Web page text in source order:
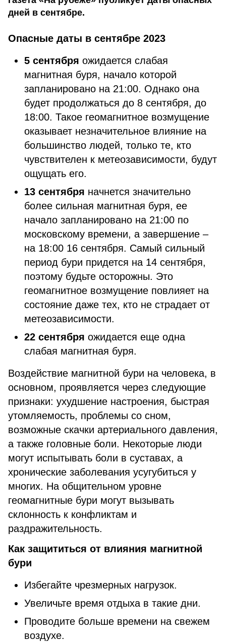
дней в сентябре.
Опасные даты в сентябре 2023
5 сентября ожидается слабая
магнитная буря, начало которой
запланировано на 21:00. Однако она
будет продолжаться до 8 сентября, до
18:00. Такое геомагнитное возмущение
оказывает незначительное влияние на
большинство людей, только те, кто
чувствителен к метеозависимости, будут
ощущать его.
13 сентября начнется значительно
более сильная магнитная буря, ее
начало запланировано на 21:00 по
московскому времени, а завершение –
на 18:00 16 сентября. Самый сильный
период бури придется на 14 сентября,
поэтому будьте осторожны. Это
геомагнитное возмущение повлияет на
состояние даже тех, кто не страдает от
метеозависимости.
22 сентября ожидается еще одна
слабая магнитная буря.
Воздействие магнитной бури на человека, в
основном, проявляется через следующие
признаки: ухудшение настроения, быстрая
утомляемость, проблемы со сном,
возможные скачки артериального давления,
а также головные боли. Некоторые люди
могут испытывать боли в суставах, а
хронические заболевания усугубиться у
многих. На общительном уровне
геомагнитные бури могут вызывать
склонность к конфликтам и
раздражительность.
Как защититься от влияния магнитной
бури
Избегайте чрезмерных нагрузок.
Увеличьте время отдыха в такие дни.
Проводите больше времени на свежем
воздухе.